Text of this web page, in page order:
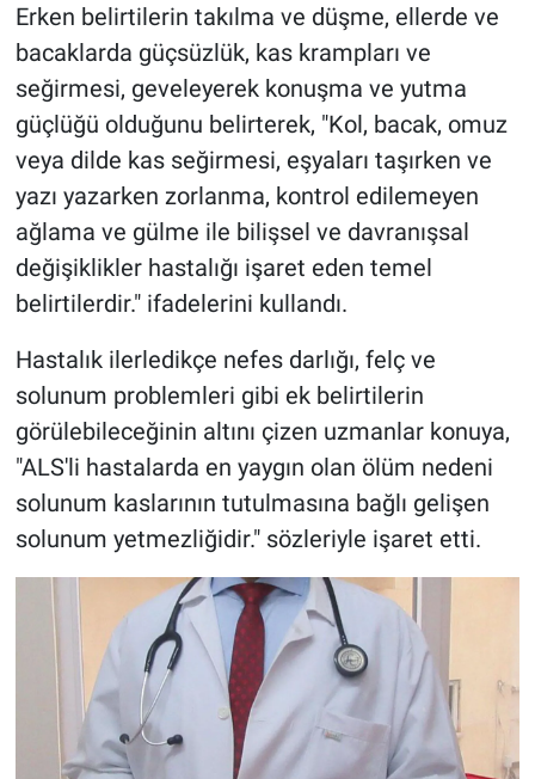
Erken belirtilerin takılma ve düşme, ellerde ve
bacaklarda güçsüzlük, kas krampları ve
seğirmesi, geveleyerek konuşma ve yutma
güçlüğü olduğunu belirterek, "Kol, bacak, omuz
veya dilde kas seğirmesi, eşyaları taşırken ve
yazı yazarken zorlanma, kontrol edilemeyen
ağlama ve gülme ile bilişsel ve davranışsal
değişiklikler hastalığı işaret eden temel
belirtilerdir." ifadelerini kullandı.
Hastalık ilerledikçe nefes darlığı, felç ve
solunum problemleri gibi ek belirtilerin
görülebileceğinin altını çizen uzmanlar konuya,
"ALS'li hastalarda en yaygın olan ölüm nedeni
solunum kaslarının tutulmasına bağlı gelişen
solunum yetmezliğidir." sözleriyle işaret etti.